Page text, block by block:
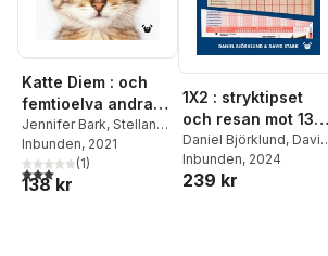
Katte Diem : och
femtioelva andra
kattdikter som
fångar dagen (och
natten, inte minst!)
Jennifer Bark, Stellan
Löfving
Inbunden, 2021
3,0utav 5 stjärnor. Totalt antal röster:
(1)
138 kr
1X2 : stryktipset
och resan mot 13
rätt
Daniel Björklund, David
Stark
Inbunden, 2024
239 kr